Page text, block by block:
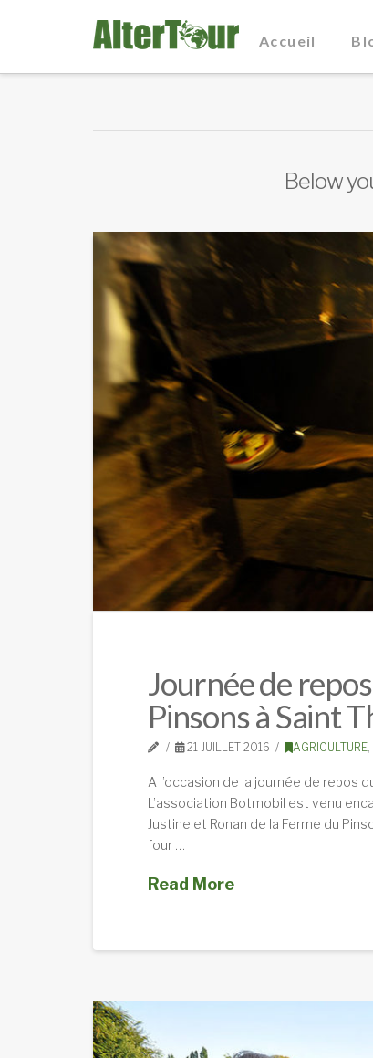
Accueil
Below
Journée de
Pinsons à Saint
21 JUILLET 2016 AGRICULTURE,
A l’occasion de la journée de repos
L’association Botmobil est venu
Justine et Ronan de la Ferme du
four …
Read More